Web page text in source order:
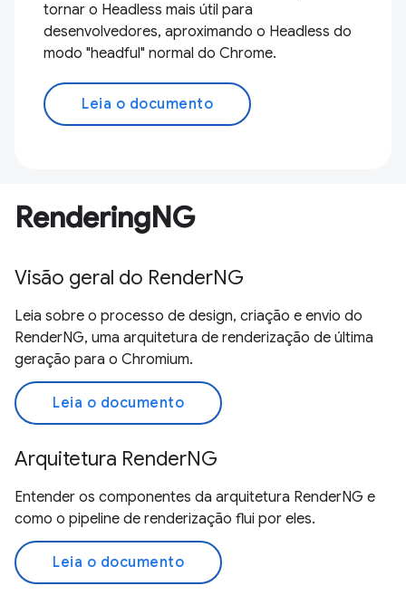
tornar o Headless mais útil para
desenvolvedores, aproximando o Headless do
modo "headful" normal do Chrome.
Leia o documento
RenderingNG
Visão geral do RenderNG
Leia sobre o processo de design, criação e envio do
RenderNG, uma arquitetura de renderização de última
geração para o Chromium.
Leia o documento
Arquitetura RenderNG
Entender os componentes da arquitetura RenderNG e
como o pipeline de renderização flui por eles.
Leia o documento